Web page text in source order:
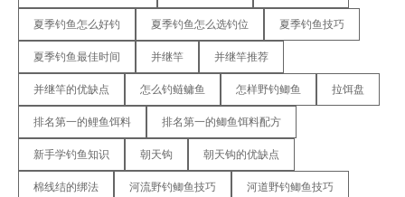
夏季钓鱼怎么好钓 夏季钓鱼怎么选钓位 夏季钓鱼技巧
夏季钓鱼最佳时间 并继竿 并继竿推荐
并继竿的优缺点 怎么钓鲢鳙鱼 怎样野钓鲫鱼 拉饵盘
排名第一的鲤鱼饵料 排名第一的鲫鱼饵料配方
新手学钓鱼知识 朝天钩 朝天钩的优缺点
棉线结的绑法 河流野钓鲫鱼技巧 河道野钓鲫鱼技巧